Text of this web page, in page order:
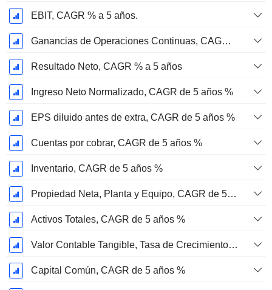
EBIT, CAGR % a 5 años.
Ganancias de Operaciones Continuas, CAGR de 5 Años %
Resultado Neto, CAGR % a 5 años
Ingreso Neto Normalizado, CAGR de 5 años %
EPS diluido antes de extra, CAGR de 5 años %
Cuentas por cobrar, CAGR de 5 años %
Inventario, CAGR de 5 años %
Propiedad Neta, Planta y Equipo, CAGR de 5 años %
Activos Totales, CAGR de 5 años %
Valor Contable Tangible, Tasa de Crecimiento Anual Compuesta de 5 Años %
Capital Común, CAGR de 5 años %